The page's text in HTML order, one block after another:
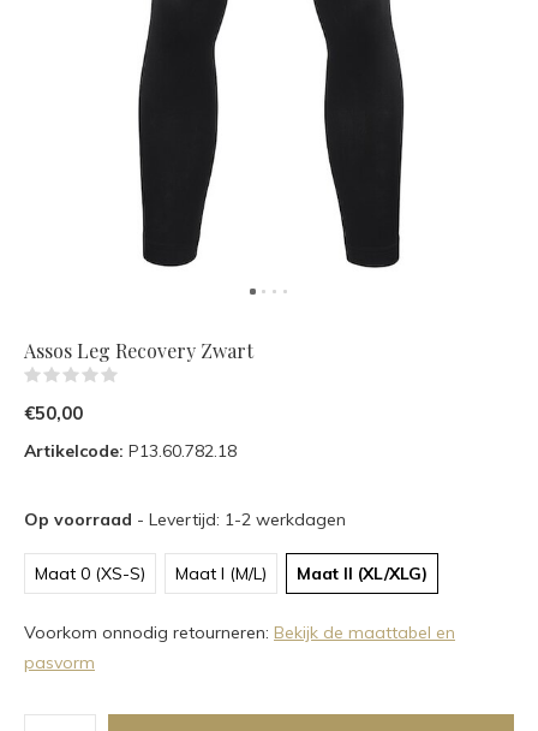
Assos Leg Recovery Zwart
€50,00
Artikelcode: P13.60.782.18
Op voorraad - Levertijd: 1-2 werkdagen
Maat 0 (XS-S) Maat I (M/L) Maat II (XL/XLG)
Voorkom onnodig retourneren: Bekijk de maattabel en
pasvorm